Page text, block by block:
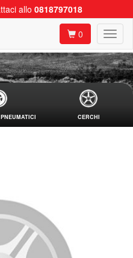
allo 0818797018
0
CERCHI